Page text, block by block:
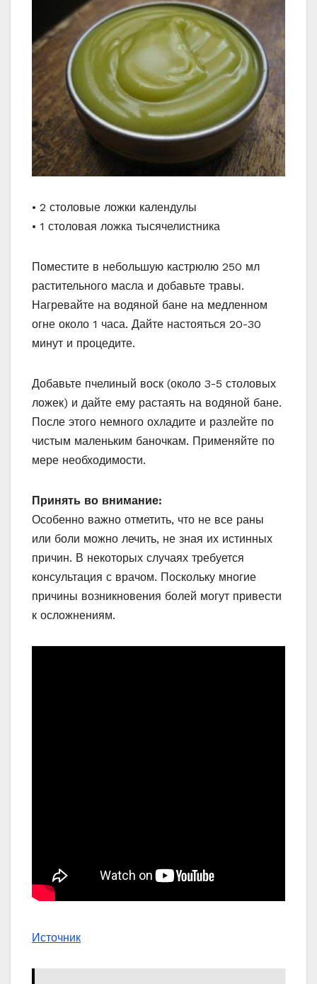
• 2 столовые ложки календулы
• 1 столовая ложка тысячелистника
Поместите в небольшую кастрюлю 250 мл
растительного масла и добавьте травы.
Нагревайте на водяной бане на медленном
огне около 1 часа. Дайте настояться 20-30
минут и процедите.
Добавьте пчелиный воск (около 3-5 столовых
ложек) и дайте ему растаять на водяной бане.
После этого немного охладите и разлейте по
чистым маленьким баночкам. Применяйте по
мере необходимости.
Принять во внимание:
Особенно важно отметить, что не все раны
или боли можно лечить, не зная их истинных
причин. В некоторых случаях требуется
консультация с врачом. Поскольку многие
причины возникновения болей могут привести
к осложнениям.
Источник